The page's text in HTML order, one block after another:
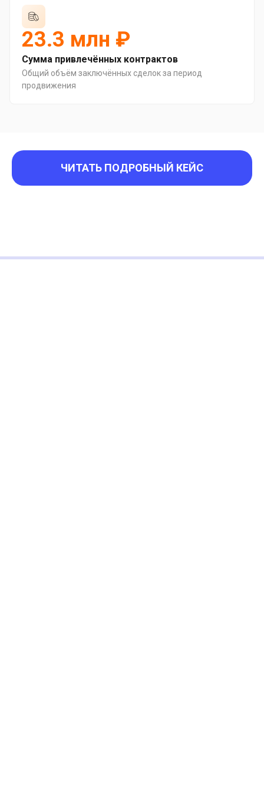
23.3 млн ₽
Сумма привлечённых контрактов
Общий объём заключённых сделок за период
продвижения
ЧИТАТЬ ПОДРОБНЫЙ КЕЙС